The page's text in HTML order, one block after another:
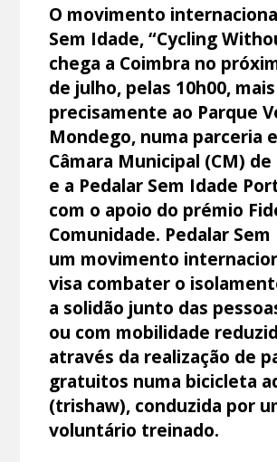
O movimento
Sem Idade, “Cycling
chega a Coimbra no
de julho, pelas 10h00, mais
precisamente ao Parque
Mondego, numa parceria
Câmara Municipal (CM) de
e a Pedalar Sem Idade
com o apoio do prémio
Comunidade. Pedalar
um movimento
visa combater o
a solidão junto das
ou com mobilidade
através da realização de
gratuitos numa bicicleta
(trishaw), conduzida por
voluntário treinado.